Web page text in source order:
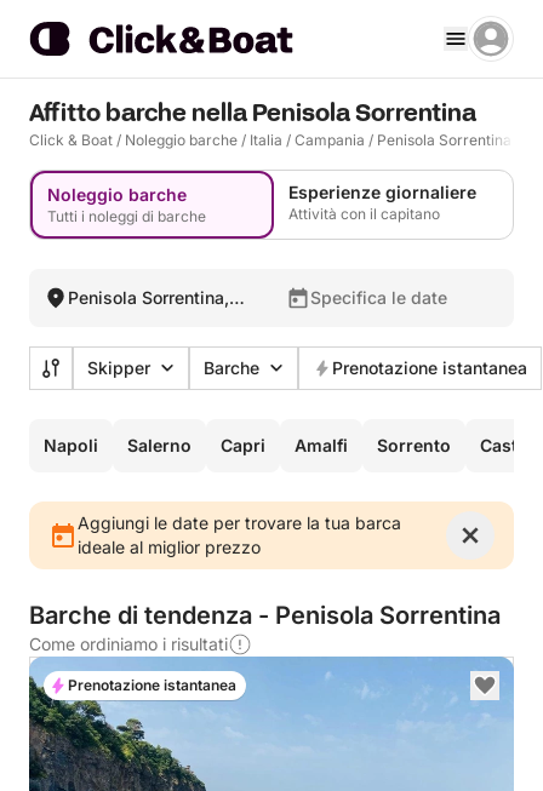
Affitto barche nella Penisola Sorrentina
Click & Boat / Noleggio barche / Italia / Campania / Penisola Sorrentina
Noleggio barche
Tutti i noleggi di barche
Esperienze giornaliere
Attività con il capitano
Penisola Sorrentina,
Specifica le date
Skipper Barche Prenotazione istantanea
Napoli Salerno Capri Amalfi Sorrento
Aggiungi le date per trovare la tua barca
ideale al miglior prezzo
Barche di tendenza - Penisola Sorrentina
Come ordiniamo i risultati
Prenotazione istantanea